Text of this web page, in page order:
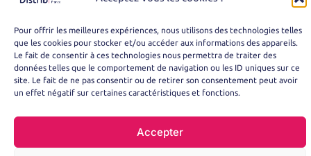
Pour offrir les meilleures expériences, nous utilisons des technologies telles
que les cookies pour stocker et/ou accéder aux informations des appareils.
Le fait de consentir à ces technologies nous permettra de traiter des
données telles que le comportement de navigation ou les ID uniques sur ce
site. Le fait de ne pas consentir ou de retirer son consentement peut avoir
un effet négatif sur certaines caractéristiques et fonctions.
Accepter
© Copyright 2025 – START DISTRIB